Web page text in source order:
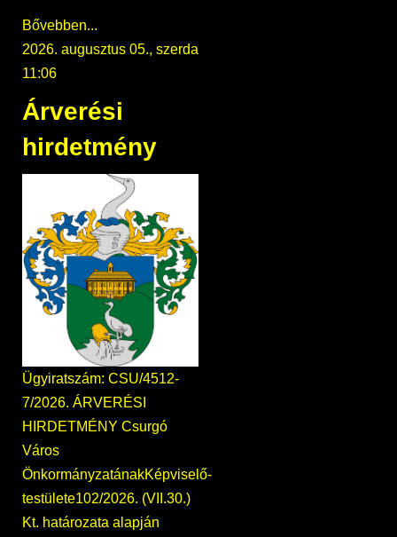
Bővebben...
2026. augusztus 05., szerda
11:06
Árverési
hirdetmény
Ügyiratszám: CSU/4512-
7/2026. ÁRVERÉSI
HIRDETMÉNY Csurgó
Város
ÖnkormányzatánakKépviselő-
testülete102/2026. (VII.30.)
Kt. határozata alapján